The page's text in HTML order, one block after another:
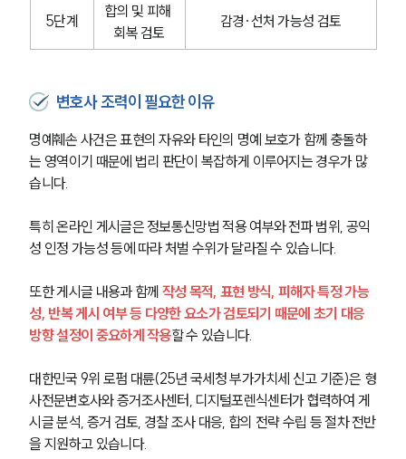
5단계
합의 및 피해
회복 검토
감경·선처 가능성 검토
변호사 조력이 필요한 이유
명예훼손 사건은 표현의 자유와 타인의 명예 보호가 함께 충돌하
는 영역이기 때문에 법리 판단이 복잡하게 이루어지는 경우가 많
습니다.
특히 온라인 게시글은 정보통신망법 적용 여부와 전파 범위, 공익
성 인정 가능성 등에 따라 처벌 수위가 달라질 수 있습니다.
또한 게시글 내용과 함께 작성 목적, 표현 방식, 피해자 특정 가능
성, 반복 게시 여부 등 다양한 요소가 검토되기 때문에 초기 대응
방향 설정이 중요하게 작용할 수 있습니다.
대한민국 9위 로펌 대륜(25년 국세청 부가가치세 신고 기준)은 형
사전문변호사와 증거조사센터, 디지털포렌식센터가 협력하여 게
시글 분석, 증거 검토, 경찰 조사 대응, 합의 전략 수립 등 절차 전반
을 지원하고 있습니다.